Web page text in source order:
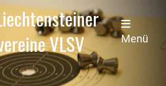
VLSV
Menü